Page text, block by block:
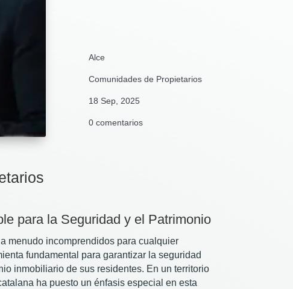
Alce
Comunidades de Propietarios
18 Sep, 2025
0 comentarios
para la Seguridad y el Patrimonio
menudo incomprendidos para cualquier
fundamental para garantizar la seguridad
inmobiliario de sus residentes. En un territorio
ha puesto un énfasis especial en esta